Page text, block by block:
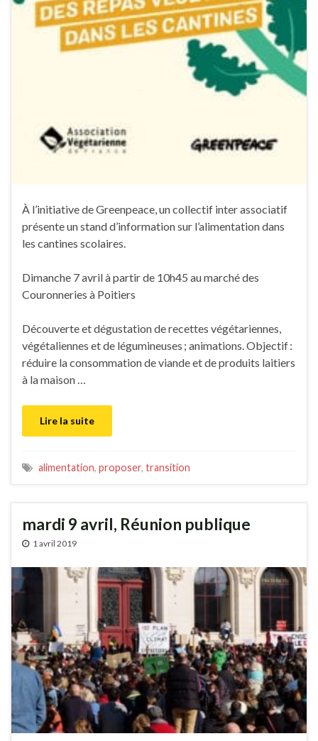
À l’initiative de Greenpeace, un collectif inter associatif
présente un stand d’information sur l’alimentation dans
les cantines scolaires.
Dimanche 7 avril à partir de 10h45 au marché des
Couronneries à Poitiers
Découverte et dégustation de recettes végétariennes,
végétaliennes et de légumineuses ; animations. Objectif :
réduire la consommation de viande et de produits laitiers
à la maison …
Lire la suite
alimentation, proposer, transition
mardi 9 avril, Réunion publique
1 avril 2019